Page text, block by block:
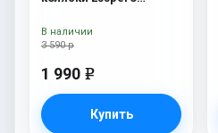
шерсть) Cream
3 590 р
1 990 e
Купить
В наличии